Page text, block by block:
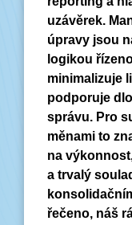
uzávěrek.
úpravy jsou
logikou
minimalizuje
podporuje
správu. Pro
měnami to
na
a trvalý
řečeno, náš